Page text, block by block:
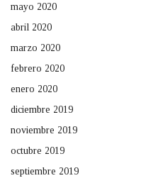
mayo 2020
abril 2020
marzo 2020
febrero 2020
enero 2020
diciembre 2019
noviembre 2019
octubre 2019
septiembre 2019